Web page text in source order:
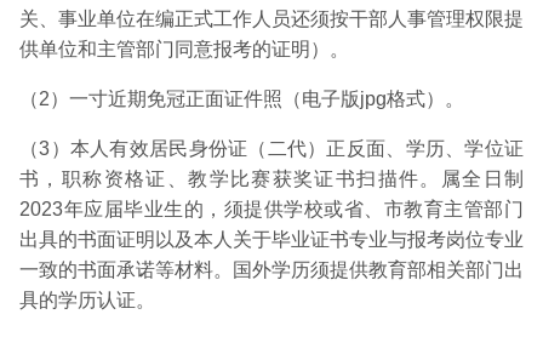
关、事业单位在编正式工作人员还须按干部人事管理权限提
供单位和主管部门同意报考的证明）。
（2）一寸近期免冠正面证件照（电子版jpg格式）。
（3）本人有效居民身份证（二代）正反面、学历、学位证
书，职称资格证、教学比赛获奖证书扫描件。属全日制
2023年应届毕业生的，须提供学校或省、市教育主管部门
出具的书面证明以及本人关于毕业证书专业与报考岗位专业
一致的书面承诺等材料。国外学历须提供教育部相关部门出
具的学历认证。